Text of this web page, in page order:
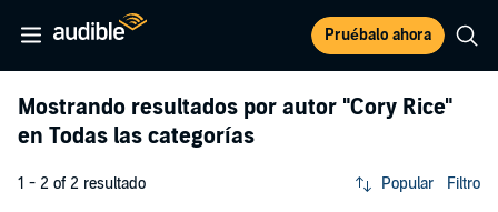
Pruébalo ahora
Mostrando resultados por autor "Cory Rice"
en Todas las categorías
1 - 2 of 2 resultado Popular Filtro